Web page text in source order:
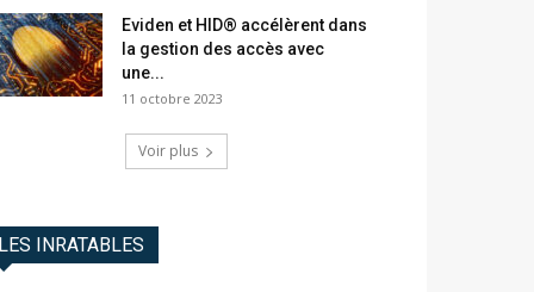
Eviden et HID® accélèrent dans
la gestion des accès avec
une...
11 octobre 2023
Voir plus
LES INRATABLES